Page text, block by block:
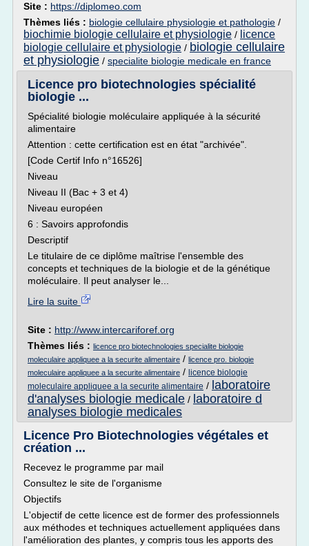
Site : https://diplomeo.com
Thèmes liés : biologie cellulaire physiologie et pathologie /
biochimie biologie cellulaire et physiologie / licence
biologie cellulaire et physiologie / biologie cellulaire
et physiologie / specialite biologie medicale en france
Licence pro biotechnologies spécialité
biologie ...
Spécialité biologie moléculaire appliquée à la sécurité
alimentaire
Attention : cette certification est en état "archivée".
[Code Certif Info n°16526]
Niveau
Niveau II (Bac + 3 et 4)
Niveau européen
6 : Savoirs approfondis
Descriptif
Le titulaire de ce diplôme maîtrise l'ensemble des
concepts et techniques de la biologie et de la génétique
moléculaire. Il peut analyser le...
Lire la suite
Site : http://www.intercariforef.org
Thèmes liés : licence pro biotechnologies specialite biologie
moleculaire appliquee a la securite alimentaire / licence pro. biologie
moleculaire appliquee a la securite alimentaire / licence biologie
moleculaire appliquee a la securite alimentaire / laboratoire
d'analyses biologie medicale / laboratoire d
analyses biologie medicales
Licence Pro Biotechnologies végétales et
création ...
Recevez le programme par mail
Consultez le site de l'organisme
Objectifs
L'objectif de cette licence est de former des professionnels
aux méthodes et techniques actuellement appliquées dans
l'amélioration des plantes, y compris tous les apports des